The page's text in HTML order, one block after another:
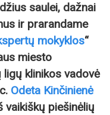
saulei, dažnai
ir prarandame
mokyklos“
miesto
klinikos vadovė
Odeta Kinčinienė
vaikiškų piešinėlių